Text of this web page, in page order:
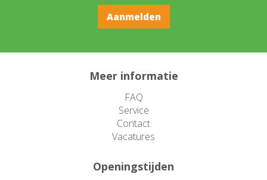
Meer informatie
FAQ
Service
Contact
Vacatures
Openingstijden